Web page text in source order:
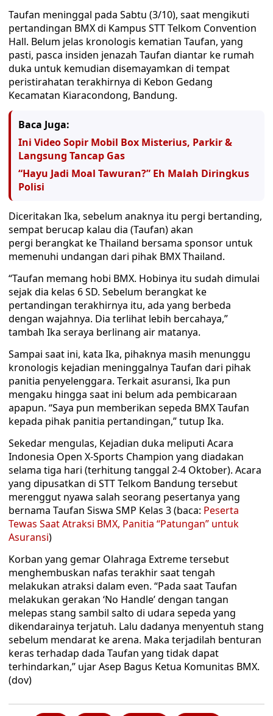
Taufan meninggal pada Sabtu (3/10), saat mengikuti
pertandingan BMX di Kampus STT Telkom Convention
Hall. Belum jelas kronologis kematian Taufan, yang
pasti, pasca insiden jenazah Taufan diantar ke rumah
duka untuk kemudian disemayamkan di tempat
peristirahatan terakhirnya di Kebon Gedang
Kecamatan Kiaracondong, Bandung.
Baca Juga:
Ini Video Sopir Mobil Box Misterius, Parkir &
Langsung Tancap Gas
“Hayu Jadi Moal Tawuran?” Eh Malah Diringkus
Polisi
Diceritakan Ika, sebelum anaknya itu pergi bertanding,
sempat berucap kalau dia (Taufan) akan
pergi berangkat ke Thailand bersama sponsor untuk
memenuhi undangan dari pihak BMX Thailand.
“Taufan memang hobi BMX. Hobinya itu sudah dimulai
sejak dia kelas 6 SD. Sebelum berangkat ke
pertandingan terakhirnya itu, ada yang berbeda
dengan wajahnya. Dia terlihat lebih bercahaya,”
tambah Ika seraya berlinang air matanya.
Sampai saat ini, kata Ika, pihaknya masih menunggu
kronologis kejadian meninggalnya Taufan dari pihak
panitia penyelenggara. Terkait asuransi, Ika pun
mengaku hingga saat ini belum ada pembicaraan
apapun. “Saya pun memberikan sepeda BMX Taufan
kepada pihak panitia pertandingan,” tutup Ika.
Sekedar mengulas, Kejadian duka meliputi Acara
Indonesia Open X-Sports Champion yang diadakan
selama tiga hari (terhitung tanggal 2-4 Oktober). Acara
yang dipusatkan di STT Telkom Bandung tersebut
merenggut nyawa salah seorang pesertanya yang
bernama Taufan Siswa SMP Kelas 3 (baca: Peserta
Tewas Saat Atraksi BMX, Panitia “Patungan” untuk
Asuransi)
Korban yang gemar Olahraga Extreme tersebut
menghembuskan nafas terakhir saat tengah
melakukan atraksi dalam even. “Pada saat Taufan
melakukan gerakan ‘No Handle’ dengan tangan
melepas stang sambil salto di udara sepeda yang
dikendarainya terjatuh. Lalu dadanya menyentuh stang
sebelum mendarat ke arena. Maka terjadilah benturan
keras terhadap dada Taufan yang tidak dapat
terhindarkan,” ujar Asep Bagus Ketua Komunitas BMX.
(dov)